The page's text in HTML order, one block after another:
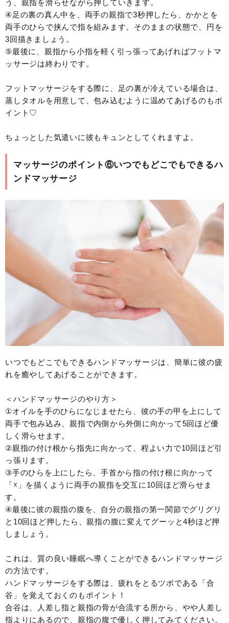
う、親指を滑らせながら押していきます。
④足の裏の真ん中を、両手の親指で3秒押したら、かかとを
両手のひらで挟んで指を組みます。そのままの状態で、円を
3回描きましょう。
⑤最後に、親指から小指を軽く引っ張ってあげればフットマ
ッサージは終わりです。
フットマッサージをする際に、足の裏が冷えている場合は、
蒸しタオルを用意して、包み込むように温めてあげるのもポ
イント♡
ちょっとした気遣いに彼もキュンとしてくれますよ。
マッサージのポイント⑥いつでもどこでもできるハ
ンドマッサージ
いつでもどこでもできるハンドマッサージは、簡単に彼の疲
れを癒やしてあげることができます。
＜ハンドマッサージのやり方＞
①オイルを手のひらになじませたら、彼の手の甲を上にして
両手で包み込み、親指で内側から外側に向かって5回ほど優
しく滑らせます。
②親指の付け根から指先に向かって、程よい力で10回ほど引
っ張ります。
③手のひらを上にしたら、手首から指の付け根に向かって
「☓」を描くように両手の親指を交互に10回ほど滑らせま
す。
④最後に彼の親指の腹を、自分の親指の第一関節でグリグリ
と10回ほど押したら、親指の腹に変えてグーッと4秒ほど押
しましょう。
これは、質の良い睡眠へ導くことができるハンドマッサージ
の方法です。
ハンドマッサージをする際は、疲れをとるツボである「合
谷」を覚えておくのもポイント！
合谷は、人差し指と親指の骨が合流する所から、やや人差し
指よりにあるので、親指の腹で優しく押してみてください。